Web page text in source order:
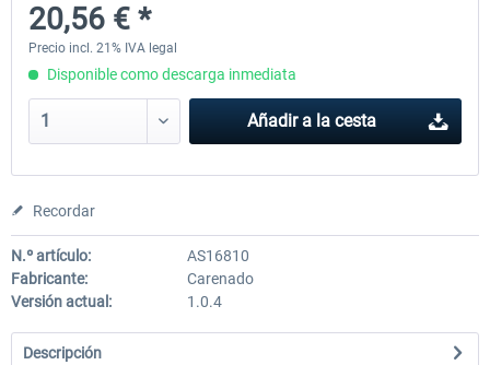
40,62 € *
20,56 € *
Precio incl. 21% IVA legal
Disponible como descarga inmediata
Añadir a la cesta
Recordar
N.º artículo:
AS16810
Fabricante:
Carenado
Versión actual:
1.0.4
Descripción